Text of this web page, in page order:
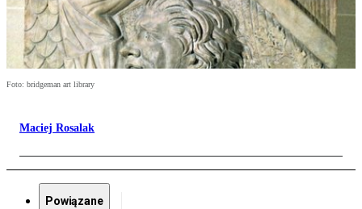
Foto: bridgeman art library
Maciej Rosalak
Powiązane